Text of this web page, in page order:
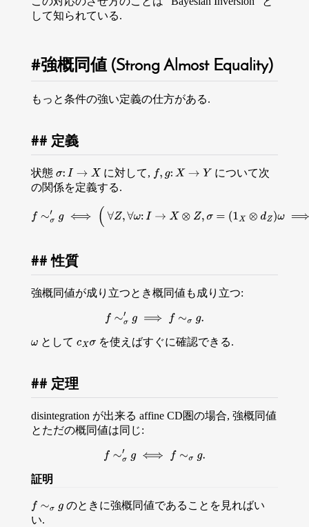
して知られている.
強概同値 (Strong Almost Equality)
もっと条件の強い定義の仕方がある.
定義
状態 σ:I→X に対して, f,g:X→ Y
について次
の関係を定義する.
f∼ σ′ g⟺( ∀Z ,∀ ω:I→X⊗Z,σ=(1 X⊗d Z) ω⟹ (f⊗1 )ω=
性質
強概同値が成り立つとき概同値も成り立つ:
f∼ σ g⟹ ∼ σg.
ω としてcXσ を使えばすぐに確認できる.
定理
disintegration が出来る affine CD圏の場合, 強概同値
とただの概同値は同じ:
f∼σ g⟺f ∼σg.
証明
f∼σg
のときに強概同値であることを見ればい
い.